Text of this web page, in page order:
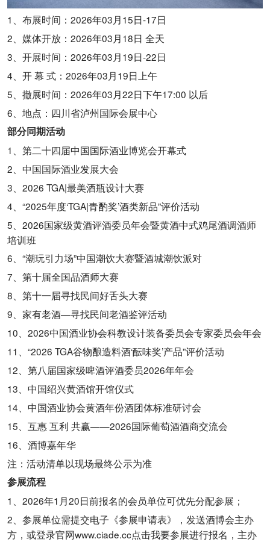
1、布展时间：2026年03月15日-17日
2、媒体开放：2026年03月18日 全天
3、开展时间：2026年03月19日-22日
4、开 幕 式：2026年03月19日上午
5、撤展时间：2026年03月22日下午17:00 以后
6、地点：四川省泸州国际会展中心
部分同期活动
1、第二十四届中国国际酒业博览会开幕式
2、中国国际酒业发展大会
3、2026 TGA|最美酒瓶设计大赛
4、“2025年度‘TGA|青酌奖’酒类新品”评价活动
5、2026国家级黄酒评酒委员年会暨黄酒中式鸡尾酒调酒师
培训班
6、“潮玩引力场”中国潮饮大赛暨酒城潮饮派对
7、第十届全国品酒师大赛
8、第十一届寻找民间好舌头大赛
9、家有老酒—寻找民间老酒鉴评活动
10、2026中国酒业协会科教设计装备委员会专家委员会年会
11、“2026 TGA谷物酿造料酒‘酝味奖’产品”评价活动
12、第八届国家级啤酒评酒委员2026年年会
13、中国绍兴黄酒馆开馆仪式
14、中国酒业协会黄酒年份酒团体标准研讨会
15、互惠 互利 共赢——2026国际葡萄酒酒商交流会
16、酒博嘉年华
注：活动清单以现场最终公示为准
参展流程
1、2026年1月20日前报名的会员单位可优先分配参展；
2、参展单位需提交电子《参展申请表》，发送酒博会主办
方，或登录官网www.ciade.cc点击我要参展进行报名，主办